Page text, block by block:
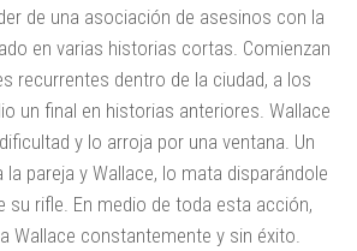
de una asociación de asesinos con la
en varias historias cortas. Comienzan
recurrentes dentro de la ciudad, a los
un final en historias anteriores. Wallace
y lo arroja por una ventana. Un
pareja y Wallace, lo mata disparándole
su rifle. En medio de toda esta acción,
Wallace constantemente y sin éxito.